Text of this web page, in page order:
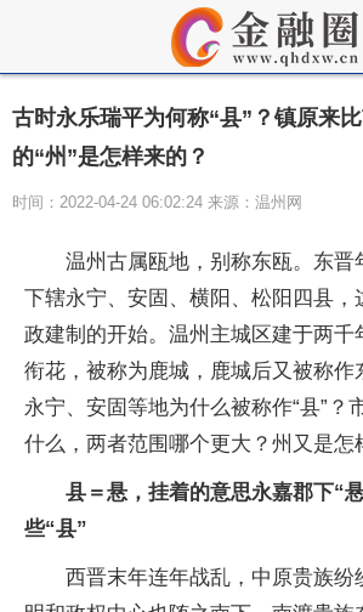
古时永乐瑞平为何称“县”？镇原来
的“州”是怎样来的？
时间：2022-04-24 06:02:24 来源：温州网
温州古属瓯地，别称东瓯。东晋
下辖永宁、安固、横阳、松阳四县，
政建制的开始。温州主城区建于两千
衔花，被称为鹿城，鹿城后又被称作
永宁、安固等地为什么被称作“县”？
什么，两者范围哪个更大？州又是怎
县＝悬，挂着的意思永嘉郡下“
些“县”
西晋末年连年战乱，中原贵族纷